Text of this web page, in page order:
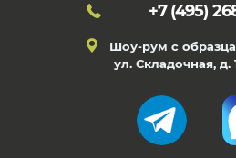
+7 (495)
Шоу-рум с
ул. Складочная, д.